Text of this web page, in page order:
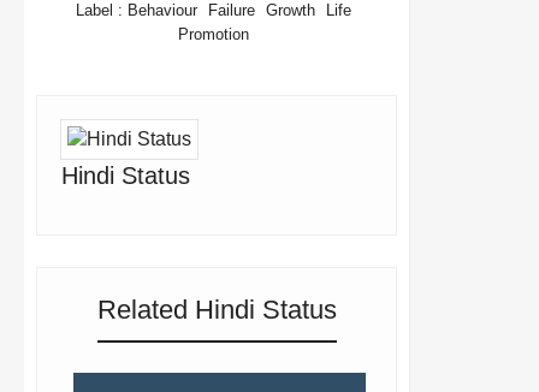
Label : Behaviour Failure Growth
Life
Promotion
Hindi Status
Related Hindi Status